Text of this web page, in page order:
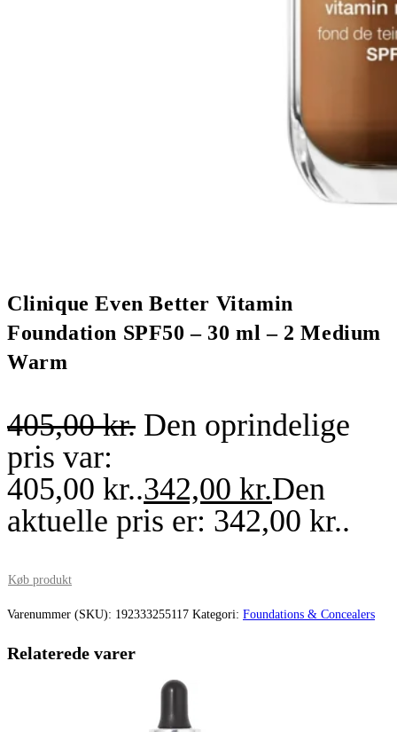
Clinique Even Better Vitamin
Foundation SPF50 – 30 ml – 2 Medium
Warm
405,00kr. Den oprindelige
pris var:
405,00 kr..342,00 kr.Den
aktuelle pris er: 342,00 kr..
Køb produkt
Varenummer (SKU): 192333255117 Kategori: Foundations & Concealers
Relaterede varer